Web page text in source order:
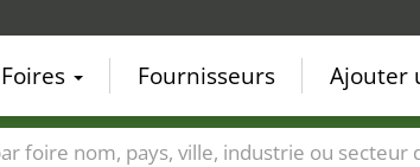
Foires Fournisseurs Ajouter